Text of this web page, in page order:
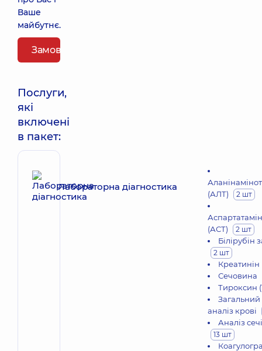
Ваше
майбутнє.
Замовити пакет
Послуги,
які
включені
в пакет:
Лабораторна діагностика
(АЛТ)
2 шт
(АСТ)
2 шт
Білірубін
2 шт
Креатинін
Сечовина
Тироксин
аналіз крові
Аналіз
13 шт